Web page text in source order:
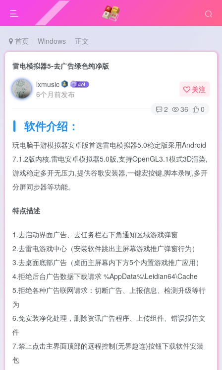
首页 Windows 正文
雷电模拟器5-去广告绿色纯净版
lxmusic
6个月前发布
关注
2
36 0
软件介绍：
玩电脑手游模拟器安卓版首选雷电模拟器5.0稳定版采用Android
7.1.2版内核.雷电安卓模拟器5.0版,支持OpenGL3.1模式3D渲染,
游戏稳定多开无压力,提供谷歌安装器,一键宏按键,脚本录制,多开
分屏同步器等功能。
特点描述
1.去启动界面广告、去任务栏右下角通知区域游戏弹窗
2.去雷电游戏中心（安装软件跳出主屏幕游戏推广弹窗行为）
3.去桌面底部广告（桌面主屏幕内下方5个内置游戏推广应用）
4.拒绝后台广告数据下载请求 %AppData%\Leidian64\Cache
5.拒绝各种广告联网请求：切断广告、上报信息、检测升级等行
为
6.免安装净化处理，删除资讯广告程序、上传组件、错误报告文
件
7.禁止点击主界面顶部的远程控制(无界趣连)按钮下载软件安装
包